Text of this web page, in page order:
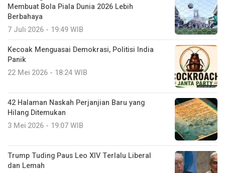
Membuat Bola Piala Dunia 2026 Lebih
Berbahaya
7 Juli 2026 - 19:49 WIB
Kecoak Menguasai Demokrasi, Politisi India
Panik
22 Mei 2026 - 18:24 WIB
42 Halaman Naskah Perjanjian Baru yang
Hilang Ditemukan
3 Mei 2026 - 19:07 WIB
Trump Tuding Paus Leo XIV Terlalu Liberal
dan Lemah